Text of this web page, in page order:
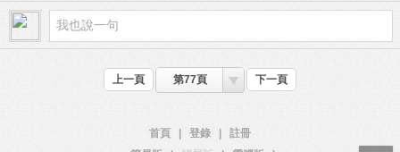
上一頁 第77頁 下一頁
首頁 登錄
註冊